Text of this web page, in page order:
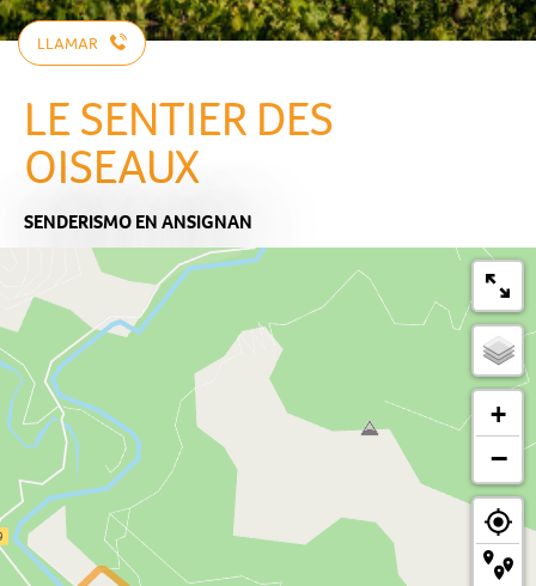
LLAMAR
LE SENTIER DES
OISEAUX
SENDERISMOEN ANSIGNAN
+
−